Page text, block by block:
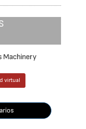
Machinery
virtual